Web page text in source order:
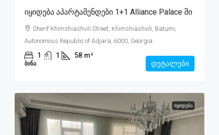
Იყიდება Აპარტამენდები 1+1 Alliance Palace Ში
Sherif Khimshiashvili Street, Khimshiashvili, Batumi,
Autonomous Republic of Adjara, 6000, Georgia
1 1 58 m²
ᲑᲘᲜᲐ დეტალები
ᲘᲧᲘᲓᲔᲑᲐ